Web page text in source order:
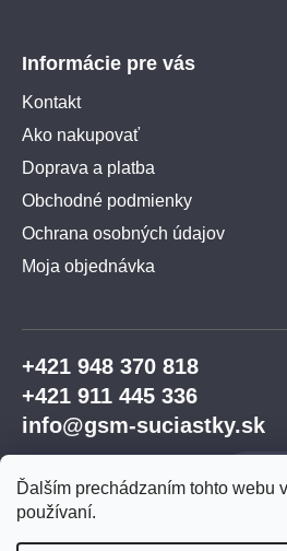
Ďalším prechádzaním tohto webu
používaní.
Informácie pre vás
Kontakt
Ako nakupovať
Doprava a platba
Obchodné podmienky
Ochrana osobných údajov
Moja objednávka
+421 948 370 818
+421 911 445 336
info@gsm-suciastky.sk